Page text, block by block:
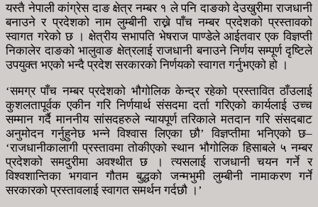
यस्तै नेपाली कांग्रेस दाङ क्षेत्र नम्बर १ ले पनि दाङको देउखुरीमा राजधानी
बनाउने र प्रदेशको नाम लुम्बीनी राख्ने पाँच नम्बर प्रदेशको प्रस्तावको
स्वागत गरेको छ । क्षेत्रीय सभापति भेषराज पाण्डेले आईतवार एक विज्ञप्ती
निकालेर दाङको भालुवाङ क्षेत्रलाई राजधानी बनाउने निर्णय सम्पूर्ण दृष्टिले
उपयुक्त भएको भन्दै प्रदेश सरकारको निर्णयको स्वागत गर्नुभएको हो ।
‘समग्र पाँच नम्बर प्रदेशको भौगोलिक केन्द्र रहेको प्रस्तावित ठाँउलाई
कुशलतापूर्वक एकीन गरि निर्णयार्थ संसदमा दर्ता गरिएको कार्यलाई उच्च
सम्मान गर्दै माननीय सांसदहरुले न्यायपूर्ण तरिकाले मतदान गरि संसदबाट
अनुमोदन गर्नुहुनेछ भन्ने विश्वास लिएका छौ’ विज्ञप्तीमा भनिएको छ–
‘राजधानीकालागी प्रस्तावमा तोकीएको स्थान भौगोलिक हिसाबले ५ नम्बर
प्रदेशको समदुरीमा अवश्थीत छ । त्यसलाई राजधानी चयन गर्ने र
विश्वशान्तिका भगवान गौतम बुद्धको जन्मभुमी लुम्बीनी नामाकरण गर्ने
सरकारको प्रस्तावलाई स्वागत समर्थन गर्दछौ ।’